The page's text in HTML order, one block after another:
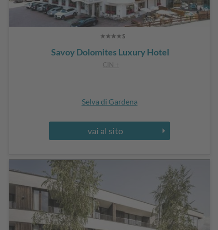
Savoy Dolomites Luxury Hotel
CIN +
Selva di Gardena
vai al sito